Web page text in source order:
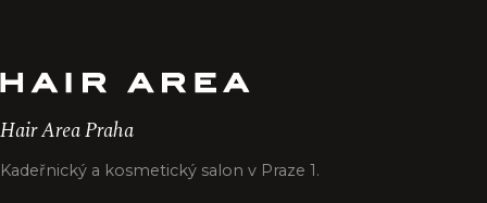
Hair Area Praha
Kadeřnický a kosmetický salon v Praze 1.